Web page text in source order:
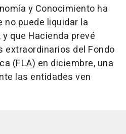
y Conocimiento ha
no puede liquidar la
que Hacienda prevé
del Fondo
(FLA) en diciembre, una
las entidades ven